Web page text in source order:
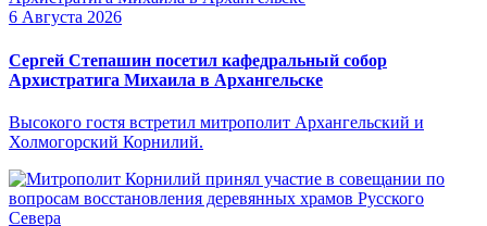
6 Августа 2026
Сергей Степашин посетил кафедральный собор
Архистратига Михаила в Архангельске
Высокого гостя встретил митрополит Архангельский и
Холмогорский Корнилий.